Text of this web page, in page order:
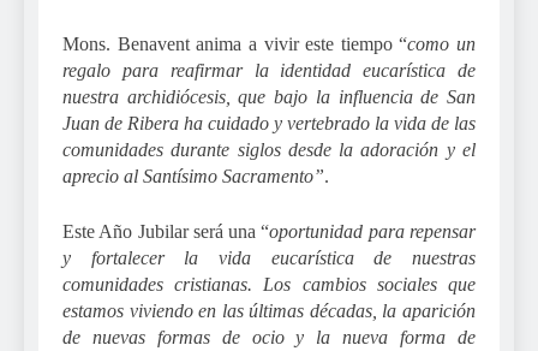
Mons. Benavent anima a vivir este tiempo “como un
regalo para reafirmar la identidad eucarística de
nuestra archidiócesis, que bajo la influencia de San
Juan de Ribera ha cuidado y vertebrado la vida de las
comunidades durante siglos desde la adoración y el
aprecio al Santísimo Sacramento”.
Este Año Jubilar será una “oportunidad para repensar
y fortalecer la vida eucarística de nuestras
comunidades cristianas. Los cambios sociales que
estamos viviendo en las últimas décadas, la aparición
de nuevas formas de ocio y la nueva forma de